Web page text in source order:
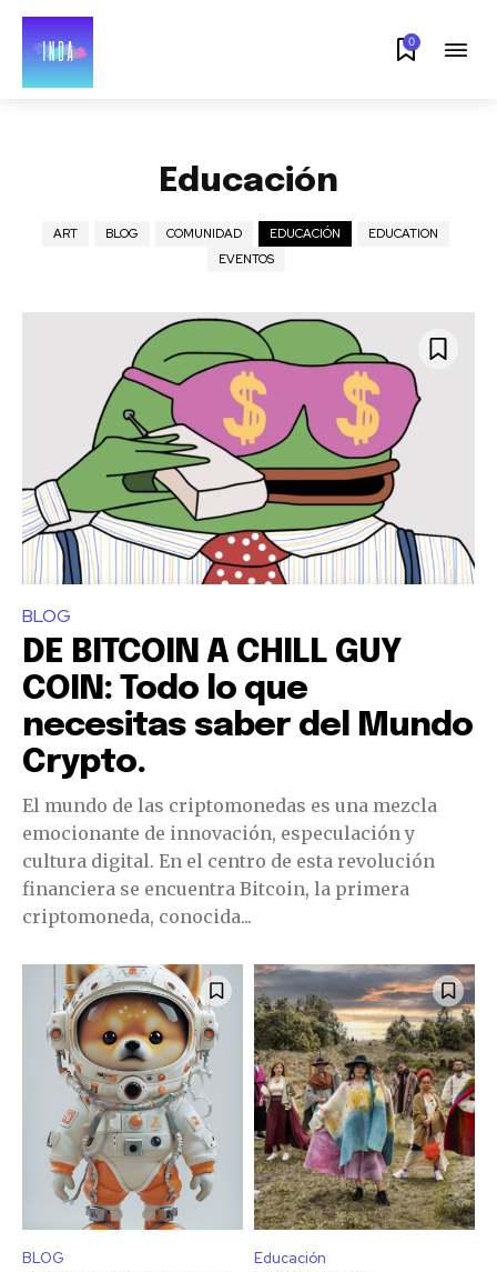
0
Educación
ART BLOG COMUNIDAD EDUCACIÓN
EDUCATION
EVENTOS
BLOG
DE BITCOIN A CHILL GUY
COIN: Todo lo que
necesitas saber del Mundo
Crypto.
El mundo de las criptomonedas es una mezcla
emocionante de innovación, especulación y
cultura digital. En el centro de esta revolución
financiera se encuentra Bitcoin, la primera
criptomoneda, conocida...
BLOG Educación